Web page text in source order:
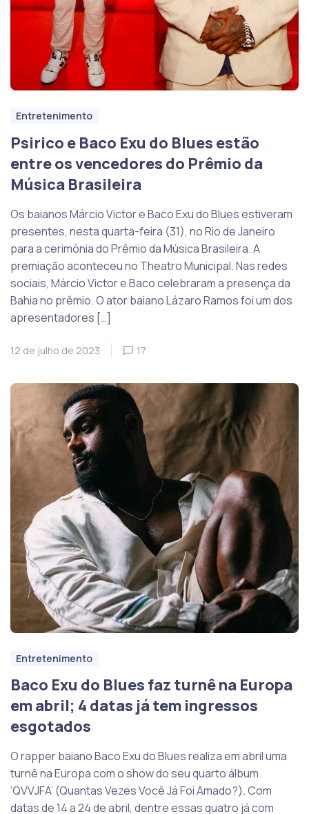
Entretenimento
Psirico e Baco Exu do Blues estão
entre os vencedores do Prêmio da
Música Brasileira
Os baianos Márcio Victor e Baco Exu do Blues estiveram
presentes, nesta quarta-feira (31), no Rio de Janeiro
para a cerimônia do Prêmio da Música Brasileira. A
premiação aconteceu no Theatro Municipal. Nas redes
sociais, Márcio Victor e Baco celebraram a presença da
Bahia no prêmio. O ator baiano Lázaro Ramos foi um dos
apresentadores […]
12 de julho de 2023 17
Entretenimento
Baco Exu do Blues faz turnê na Europa
em abril; 4 datas já tem ingressos
esgotados
O rapper baiano Baco Exu do Blues realiza em abril uma
turnê na Europa com o show do seu quarto álbum
‘QVVJFA’ (Quantas Vezes Você Já Foi Amado?). Com
datas de 14 a 24 de abril, dentre essas quatro já com